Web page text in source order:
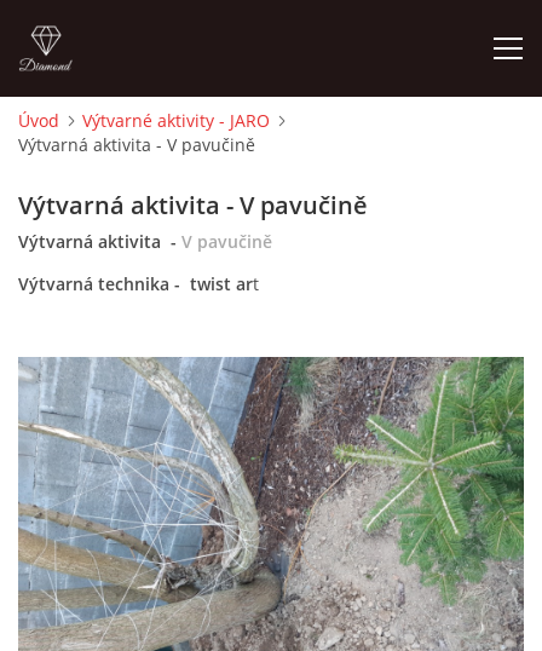
ÚVOD
O MĚ
FOTOALBUM
DĚJINY VÝTVARNÉHO UMĚNÍ
NOVINKY ZE ŠKOLSTVÍ 2025
ROČNÍ PLÁN - INSPIRACE /DLE NOVÉHO RVP PV 2025
VZDĚLÁVACÍ BLOK ZÁŘÍ
Úvod
Výtvarné aktivity - JARO
Výtvarná aktivita - V pavučině
Výtvarná aktivita - V pavučině
Výtvarná aktivita - V pavučině
Výtvarná technika - twist art